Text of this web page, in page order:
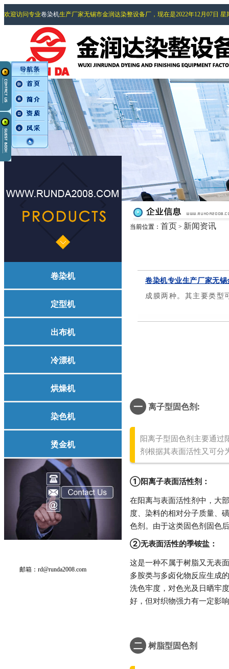
欢迎访问专业卷染机生产厂家无锡市金润达染整设备厂，现在是2022年12月07日
卷染机
定型机
出布机
冷漂机
烘燥机
染色机
烫金机
邮箱： rd@runda2008.com
当前位置： 首页 > 新闻资讯
卷染机专业生产厂家无锡
成膜两种。其主要类型
一 离子型固色剂:
阳离子型固色剂主要通过
剂根据其表面活性又可分
①阳离子表面活性剂：
在阳离与表面活性剂中，大
度、染料的相对分子质量、
色剂。由于这类固色剂固色
②无表面活性的季铵盐：
这是一种不属于树脂又无表
多胺类与多卤化物反应生成
洗色牢度，对色光及日晒牢
好，但对织物强力有一定影
二 树脂型固色剂